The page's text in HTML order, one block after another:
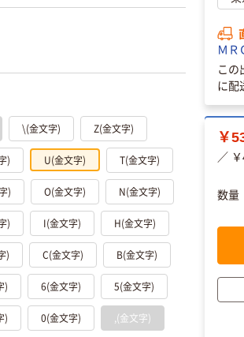
\(金文字) Z(金文字)
) U(金文字) T(金文字)
) O(金文字) N(金文字)
) I(金文字) H(金文字)
) C(金文字) B(金文字)
) 6(金文字) 5(金文字)
) 0(金文字) ,(金文字)
ＭＲ
この
に配
￥
／ ￥
数量